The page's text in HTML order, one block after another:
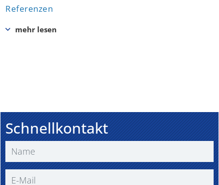
Referenzen
Schnellkontakt